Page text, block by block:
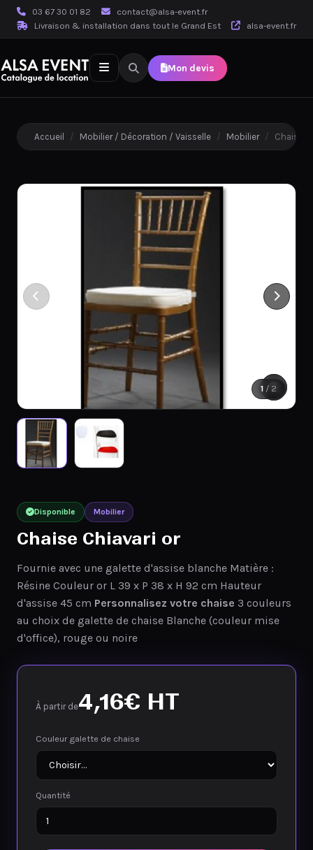
03 67 30 01 82
contact@alsa-event.fr
Livraison & installation dans tout le Grand Est
alsa-event.fr
Mon devis
Accueil / Mobilier / Décoration / Vaisselle / Mobilier / Chaise
1 / 2
Disponible Mobilier
Chaise Chiavari or
Fournie avec une galette d'assise blanche Matière :
Résine Couleur or L 39 x P 38 x H 92 cm Hauteur
d'assise 45 cm Personnalisez votre chaise 3 couleurs
au choix de galette de chaise Blanche (couleur mise
d'office), rouge ou noire
À partir de4,16€ HT
Couleur galette de chaise
Quantité